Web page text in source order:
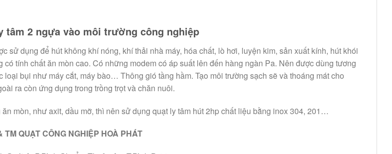
tâm 2 ngựa vào môi trường công nghiệp
sử dụng để hút không khí nóng, khí thải nhà máy, hóa chất, lò hơi, luyện kim, sản xuất kính, hút khói
tính chất ăn mòn cao. Có những modem có áp suất lên đến hàng ngàn Pa. Nên được dùng tương
loại bụi như máy cắt, máy bào… Thông gió tầng hầm. Tạo môi trường sạch sẽ và thoáng mát cho
ra còn ứng dụng trong trồng trọt và chăn nuôi.
mòn, như axit, dầu mỡ, thì nên sử dụng quạt ly tâm hút 2hp chất liệu bằng inox 304, 201…
TM QUẠT CÔNG NGHIỆP HOÀ PHÁT